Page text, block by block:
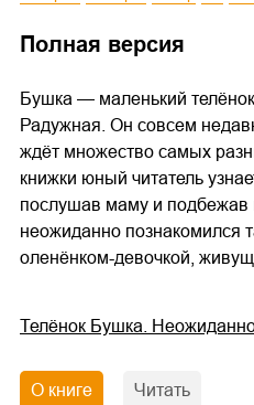
Полная версия
Бушка — маленький
Радужная. Он совсем
ждёт множество самых
книжки юный читатель
послушав маму и подбежав
неожиданно познакомился
оленёнком-девочкой,
Телёнок Бушка.
О книге Читать